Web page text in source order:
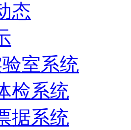
态
室系统
检系统
据系统